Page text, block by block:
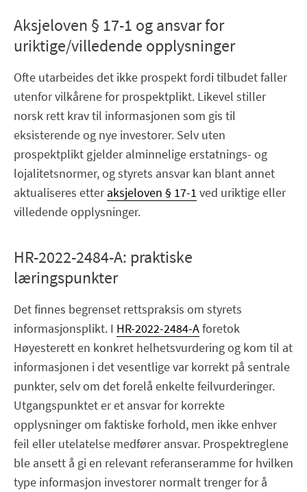
Aksjeloven § 17-1 og ansvar for
uriktige/villedende opplysninger
Ofte utarbeides det ikke prospekt fordi tilbudet faller
utenfor vilkårene for prospektplikt. Likevel stiller
norsk rett krav til informasjonen som gis til
eksisterende og nye investorer. Selv uten
prospektplikt gjelder alminnelige erstatnings- og
lojalitetsnormer, og styrets ansvar kan blant annet
aktualiseres etteraksjeloven § 17-1 ved uriktige eller
villedende opplysninger.
HR-2022-2484-A: praktiske
læringspunkter
Det finnes begrenset rettspraksis om styrets
informasjonsplikt. I HR-2022-2484-Aforetok
Høyesterett en konkret helhetsvurdering og kom til at
informasjonen i det vesentlige var korrekt på sentrale
punkter, selv om det forelå enkelte feilvurderinger.
Utgangspunktet er et ansvar for korrekte
opplysninger om faktiske forhold, men ikke enhver
feil eller utelatelse medfører ansvar. Prospektreglene
ble ansett å gi en relevant referanseramme for hvilken
type informasjon investorer normalt trenger for å